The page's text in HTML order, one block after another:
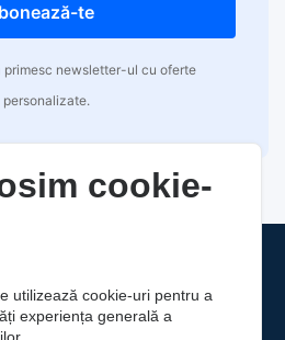
te
primesc newsletter-ul cu oferte
personalizate.
cookie-
utilizează cookie-uri pentru a
experiența generală a